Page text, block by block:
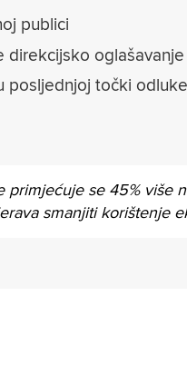
publici
direkcijsko oglašavanje
posljednjoj točki odluke
primjećuje se 45% više
smanjiti korištenje